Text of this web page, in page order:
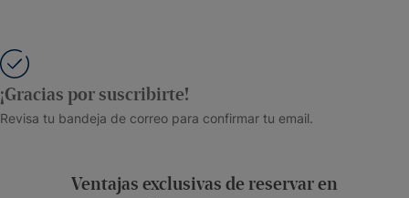
¡Gracias por suscribirte!
Revisa tu bandeja de correo para confirmar tu email.
Ventajas exclusivas de reservar en